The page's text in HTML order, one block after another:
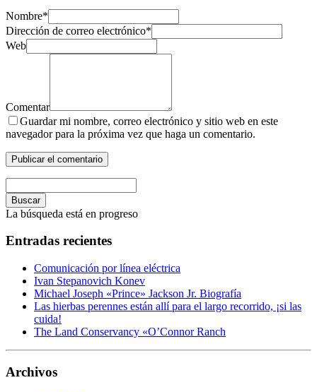
Nombre*
Dirección de correo electrónico*
Web
Comentar
Guardar mi nombre, correo electrónico y sitio web en este
navegador para la próxima vez que haga un comentario.
Buscar
La búsqueda está en progreso
Entradas recientes
Comunicación por línea eléctrica
Ivan Stepanovich Konev
Michael Joseph «Prince» Jackson Jr. Biografía
Las hierbas perennes están allí para el largo recorrido, ¡si las
cuida!
The Land Conservancy «O’Connor Ranch
Archivos